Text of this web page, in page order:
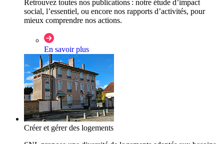
Retrouvez toutes nos publications : notre étude d’impact
social, l’essentiel, ou encore nos rapports d’activités, pour
mieux comprendre nos actions.
En savoir plus
Créer et gérer des logements